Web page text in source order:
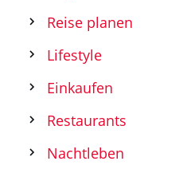
Reise planen
Lifestyle
Einkaufen
Restaurants
Nachtleben